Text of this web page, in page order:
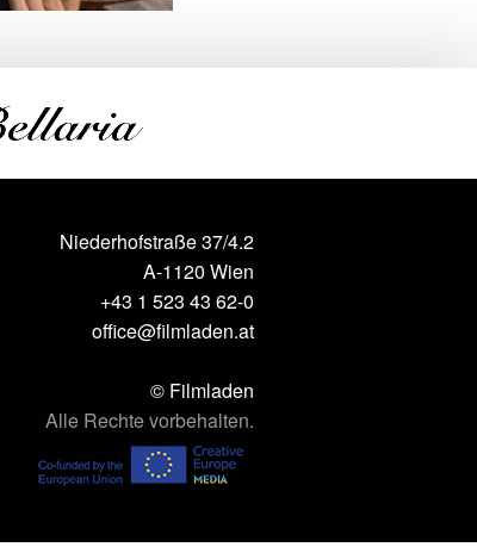
Niederhofstraße 37/4.2
A-1120 Wien
+43 1 523 43 62-0
office@filmladen.at
© Filmladen
Alle Rechte vorbehalten.